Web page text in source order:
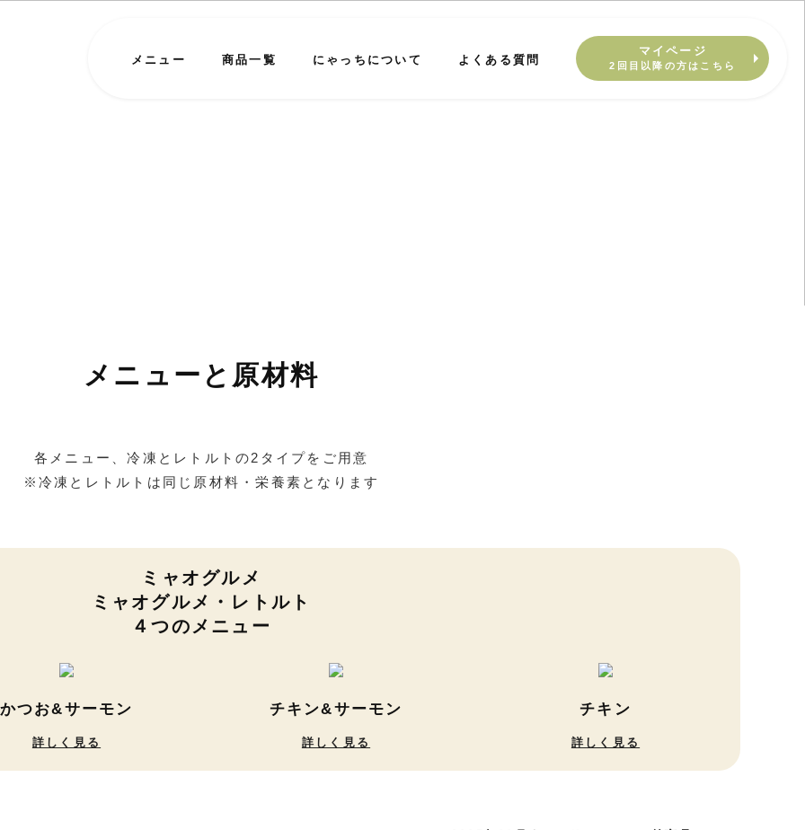
メニュー 商品一覧 にゃっちについて よくある質問
マイページ
2回目以降の方はこちら
メニューと原材料
各メニュー、冷凍とレトルトの2タイプをご用意
※冷凍とレトルトは同じ原材料・栄養素となります
ミャオグルメ
ミャオグルメ・レトルト
４つのメニュー
かつお&サーモン
詳しく見る
チキン&サーモン
詳しく見る
チキン
詳しく見る